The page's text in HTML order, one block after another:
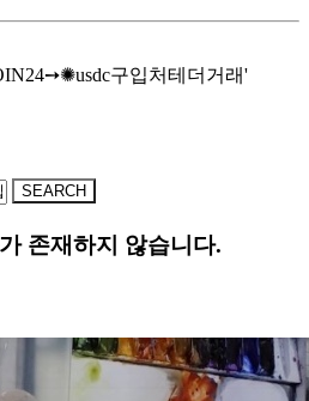
구입처테더거래'
존재하지 않습니다.